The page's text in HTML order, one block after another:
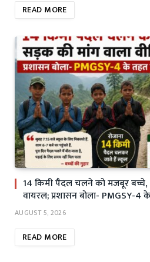
READ MORE
14 किमी पैदल चलने को मजबूर बच्चे,
वायरल; प्रशासन बोला- PMGSY-4
AUGUST 5, 2026
READ MORE